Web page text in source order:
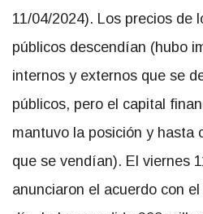
11/04/2024). Los precios de
públicos descendían (hubo
internos y externos que se
públicos, pero el capital
mantuvo la posición y hasta
que se vendían). El viernes
anunciaron el acuerdo con